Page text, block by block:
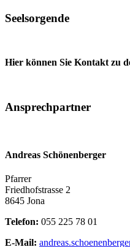
Seelsorgende
Hier können Sie Kontakt zu
Ansprechpartner
Andreas Schönenberger
Pfarrer
Friedhofstrasse 2
8645 Jona
Telefon: 055 225 78 01
E-Mail: